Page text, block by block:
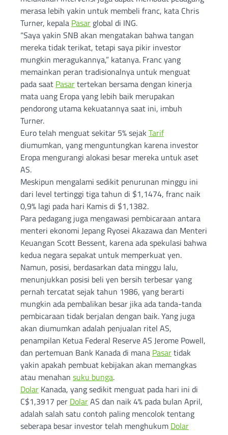
merasa lebih yakin untuk membeli franc, kata Chris
Turner, kepala Pasar global di ING.
“Saya yakin SNB akan mengatakan bahwa tangan
mereka tidak terikat, tetapi saya pikir investor
mungkin meragukannya,” katanya. Franc yang
memainkan peran tradisionalnya untuk menguat
pada saat Pasartertekan bersama dengan kinerja
mata uang Eropa yang lebih baik merupakan
pendorong utama kekuatannya saat ini, imbuh
Turner.
Euro telah menguat sekitar 5% sejak Tarif
diumumkan, yang menguntungkan karena investor
Eropa mengurangi alokasi besar mereka untuk aset
AS.
Meskipun mengalami sedikit penurunan minggu ini
dari level tertinggi tiga tahun di $1,1474, franc naik
0,9% lagi pada hari Kamis di $1,1382.
Para pedagang juga mengawasi pembicaraan antara
menteri ekonomi Jepang Ryosei Akazawa dan Menteri
Keuangan Scott Bessent, karena ada spekulasi bahwa
kedua negara sepakat untuk memperkuat yen.
Namun, posisi, berdasarkan data minggu lalu,
menunjukkan posisi beli yen bersih terbesar yang
pernah tercatat sejak tahun 1986, yang berarti
mungkin ada pembalikan besar jika ada tanda-tanda
pembicaraan tidak berjalan dengan baik. Yang juga
akan diumumkan adalah penjualan ritel AS,
penampilan Ketua Federal Reserve AS Jerome Powell,
dan pertemuan Bank Kanada di mana Pasartidak
yakin apakah pembuat kebijakan akan memangkas
atau menahan suku bunga.
Dolar Kanada, yang sedikit menguat pada hari ini di
C$1,3917 per DolarAS dan naik 4% pada bulan April,
adalah salah satu contoh paling mencolok tentang
seberapa besar investor telah menghukum Dolar